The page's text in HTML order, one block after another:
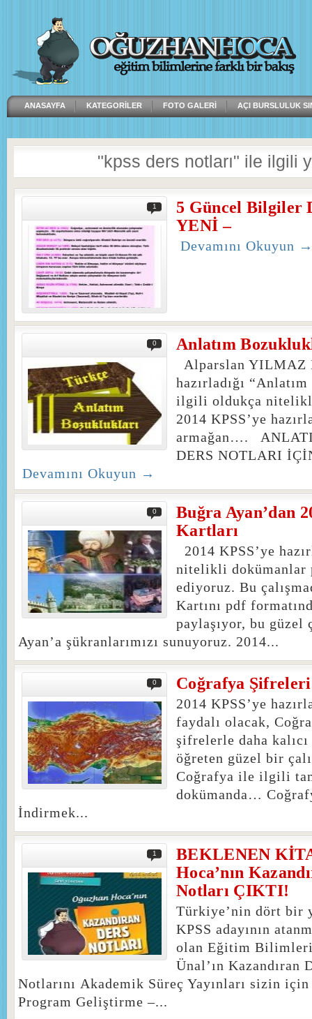
ANASAYFA KATEGORILER FOTO GALERI AÇI BURSLULUK
"kpss ders notları" ile ilgili
1
5 Güncel Bilgiler
YENİ –
Devamını Okuyun
0 Anlatım
Alparslan YILMAZ
hazırladığı
ilgili oldukça
2014 KPSS’ye
armağan….
DERS NOTLARI
Devamını Okuyun →
0
Buğra Ayan’dan
Kartları
2014 KPSS’ye
nitelikli dokümanlar
ediyoruz. Bu
Kartını pdf
paylaşıyor, bu güzel
Ayan’a şükranlarımızı sunuyoruz. 2014...
0 Coğrafya Şifreleri
2014 KPSS’ye
faydalı olacak,
şifrelerle daha
öğreten güzel bir
Coğrafya ile ilgili
dokümanda…
İndirmek...
1
BEKLENEN
Hoca’nın
Notları ÇIKTI!
Türkiye’nin dört bir
KPSS adayının
olan Eğitim Bilimleri
Ünal’ın Kazandıran
Notlarını Akademik Süreç Yayınları sizin
Program Geliştirme –...